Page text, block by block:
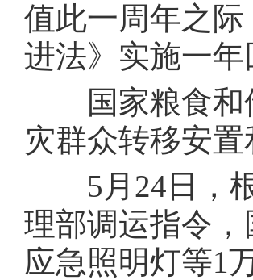
值此一周年之
进法》实施一年
国家粮食和储
灾群众转移安
5月24日，根
理部调运指令
应急照明灯等1